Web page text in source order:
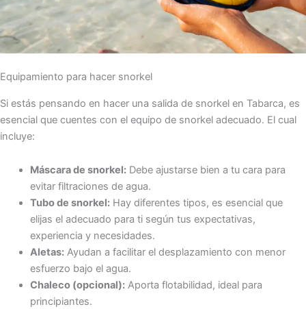
Equipamiento para hacer snorkel
Si estás pensando en hacer una salida de snorkel en Tabarca, es
esencial que cuentes con el equipo de snorkel adecuado. El cual
incluye:
Máscara de snorkel:Debe ajustarse bien a tu cara para
evitar filtraciones de agua.
Tubo de snorkel:Hay diferentes tipos, es esencial que
elijas el adecuado para ti según tus expectativas,
experiencia y necesidades.
Aletas:Ayudan a facilitar el desplazamiento con menor
esfuerzo bajo el agua.
Chaleco (opcional):Aporta flotabilidad, ideal para
principiantes.